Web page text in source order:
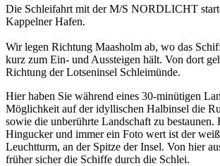
Die Schleifahrt mit der M/S NORDLICHT
Kappelner Hafen.
Wir legen Richtung Maasholm ab, wo das
kurz zum Ein- und Aussteigen hält. Von dort
Richtung der Lotseninsel Schleimünde.
Hier haben Sie während eines 30-minütigen
Möglichkeit auf der idyllischen Halbinsel die
sowie die unberührte Landschaft zu bestaunen.
Hingucker und immer ein Foto wert ist der
Leuchtturm, an der Spitze der Insel. Von hier
früher sicher die Schiffe durch die Schlei.